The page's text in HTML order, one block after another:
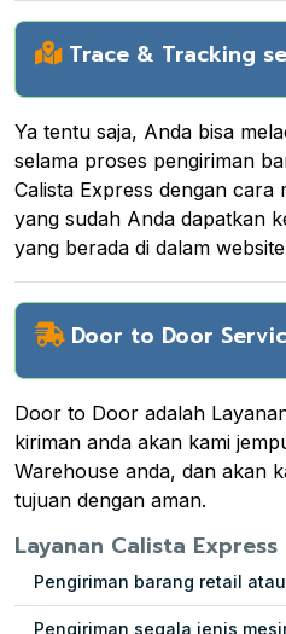
Trace & Tracking
Ya tentu saja, Anda bisa
selama proses pengiriman
Calista Express dengan
yang sudah Anda dapatkan
yang berada di dalam
Door to Door
Door to Door adalah
kiriman anda akan kami
Warehouse anda, dan akan
tujuan dengan aman.
Layanan Calista Express
Pengiriman barang retail
Pengiriman segala jenis